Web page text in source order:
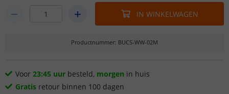
IN WINKELWAGEN
Productnummer: BUCS-WW-02M
Voor 23:45 uur besteld, morgen in huis
Gratis retour binnen 100 dagen